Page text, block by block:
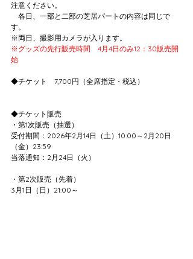
注意ください。
各日、一部と二部の芝居パートの内容は同じで
す。
※両日、撮影用カメラが入ります。
※グッズの先行販売時間　4月4日のみ12：30販売開
始
◆チケット　7,700円（全席指定・税込）
◆チケット販売
・第1次販売（抽選）
受付期間：2026年2月14日（土）10:00～2月20日
（金）23:59
当落通知：2月24日（火）
・第2次販売（先着）
3月1日（日）21:00～